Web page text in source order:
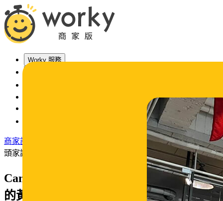
Worky 服務
商家註冊/登入
頭家讚聲
Campus Cafe 找到正職搭配 Worky 夥伴
的黃金比例